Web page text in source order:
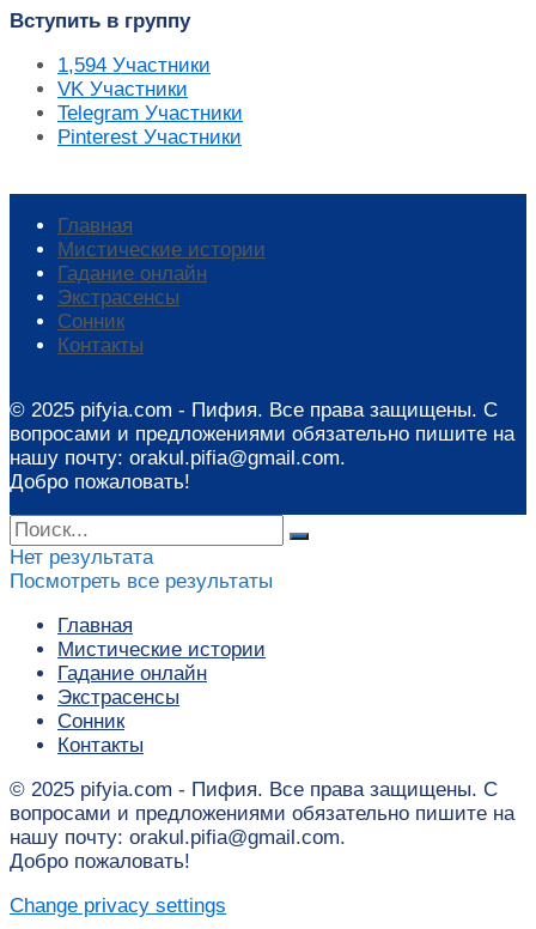
Вступить в группу
1,594 Участники
VK Участники
Telegram Участники
Pinterest Участники
Главная
Мистические истории
Гадание онлайн
Экстрасенсы
Сонник
Контакты
© 2025 pifyia.com - Пифия. Все права защищены. С
вопросами и предложениями обязательно пишите на
нашу почту: orakul.pifia@gmail.com.
Добро пожаловать!
Нет результата
Посмотреть все результаты
Главная
Мистические истории
Гадание онлайн
Экстрасенсы
Сонник
Контакты
© 2025 pifyia.com - Пифия. Все права защищены. С
вопросами и предложениями обязательно пишите на
нашу почту: orakul.pifia@gmail.com.
Добро пожаловать!
Change privacy settings